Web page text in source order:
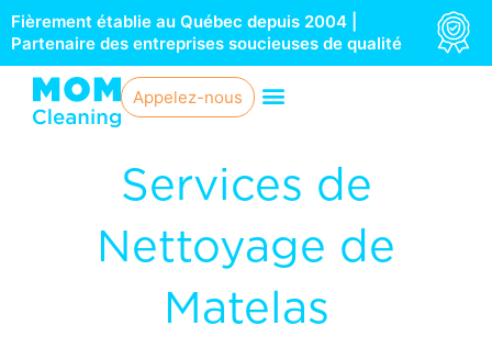
Aller
au
contenu
Fièrement établie au Québec depuis 2004 |
Partenaire des entreprises soucieuses de qualité
Appelez-nous
Services de
Nettoyage de
Matelas